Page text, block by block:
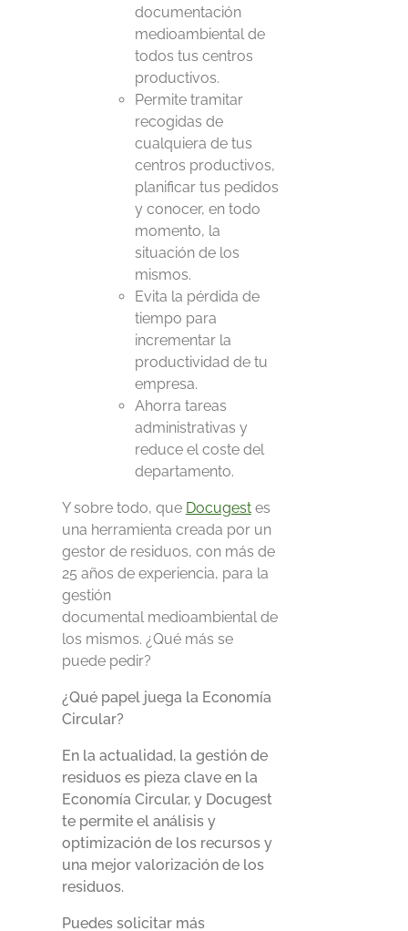
documentación
medioambiental de
todos tus centros
productivos.
Permite tramitar
recogidas de
cualquiera de tus
centros productivos,
planificar tus pedidos
y conocer, en todo
momento, la
situación de los
mismos.
Evita la pérdida de
tiempo para
incrementar la
productividad de tu
empresa.
Ahorra tareas
administrativas y
reduce el coste del
departamento.
Y sobre todo, que Docugestes
una herramienta creada por un
gestor de residuos, con más de
25 años de experiencia, para la
gestión
documental medioambiental de
los mismos. ¿Qué más se
puede pedir?
¿Qué papel juega la Economía
Circular?
En la actualidad, la gestión de
residuos es pieza clave en la
Economía Circular, y Docugest
te permite el análisis y
optimización de los recursos y
una mejor valorización de los
residuos.
Puedes solicitar más